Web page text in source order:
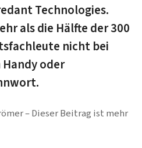
Technologies.
als die Hälfte der 300
nicht bei
oder
Dieser Beitrag ist mehr